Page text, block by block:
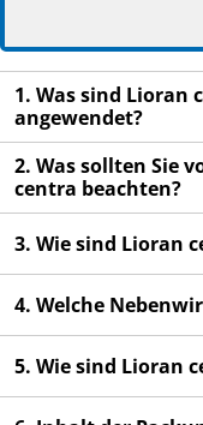
Nehmen Sie
dieser
Anweisung Ihres
Heben Sie die
möchten Sie
Fragen Sie
Informationen
Wenn Sie
sich an Ihren
Dies gilt auch
dieser
Abschnitt 4.
1. Was sind Lioran
angewendet?
2. Was sollten Sie
centra beachten?
3. Wie sind Lioran
4. Welche
5. Wie sind Lioran